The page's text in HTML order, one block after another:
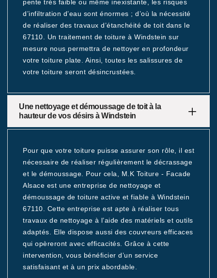
pente très faible ou même inexistante, les risques
d’infiltration d’eau sont énormes ; d’où la nécessité
de réaliser des travaux d’étanchéité de toit dans le
67110. Un traitement de toiture à Windstein sur
mesure nous permettra de nettoyer en profondeur
votre toiture plate. Ainsi, toutes les salissures de
votre toiture seront désincrustées.
Une nettoyage et démoussage de toit à la
hauteur de vos désirs à Windstein
Pour que votre toiture puisse assurer son rôle, il est
nécessaire de réaliser régulièrement le décrassage
et le démoussage. Pour cela, M.K Toiture - Facade
Alsace est une entreprise de nettoyage et
démoussage de toiture active et fiable à Windstein
67110. Cette entreprise est apte à réaliser tous
travaux de nettoyage à l’aide des matériels et outils
adaptés. Elle dispose aussi des couvreurs efficaces
qui opèreront avec efficacités. Grâce à cette
intervention, vous bénéficier d’un service
satisfaisant et à un prix abordable.